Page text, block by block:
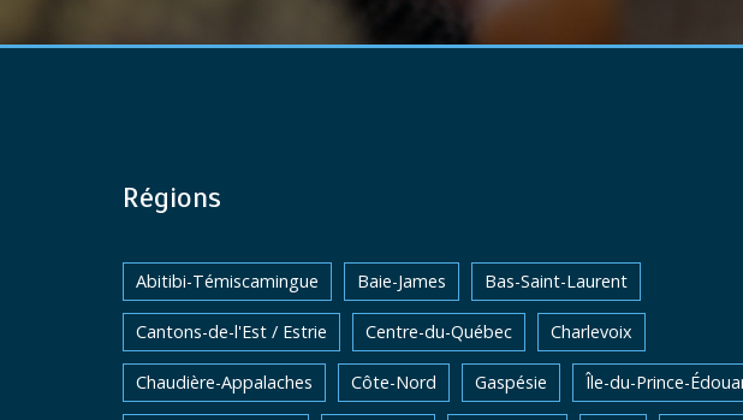
Régions
Abitibi-Témiscamingue Baie-James Bas-Saint-Laurent
Cantons-de-l'Est / Estrie Centre-du-Québec Charlevoix
Chaudière-Appalaches Côte-Nord Gaspésie Île-du-Prince-